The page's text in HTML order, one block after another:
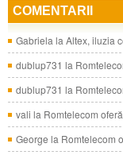
COMENTARII
Gabriela la Altex, iluzia
dublup731 la
dublup731 la
vali la Romtelecom
George la Romtelecom